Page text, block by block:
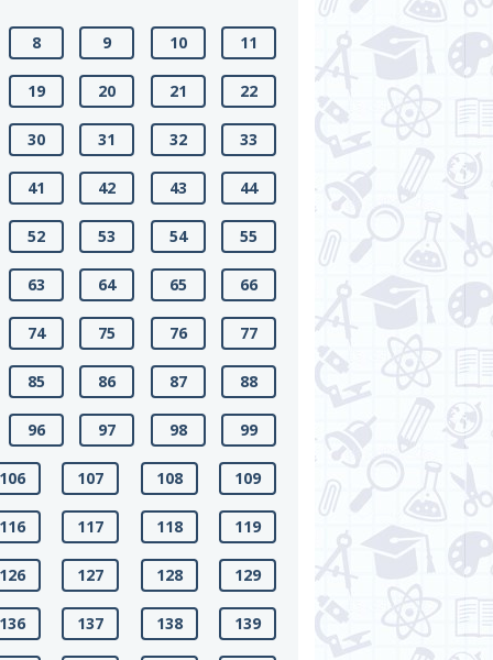
8 9 10 11
19 20 21 22
30 31 32 33
41 42 43 44
52 53 54 55
63 64 65 66
74 75 76 77
85 86 87 88
96 97 98 99
107 108 109
117 118 119
127 128 129
137 138 139